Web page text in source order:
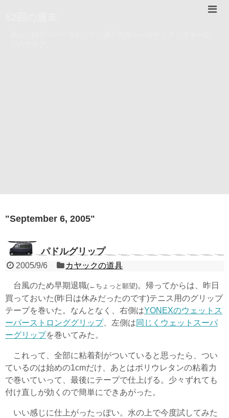
"September 6, 2005"
パドルグリップ
2005/9/6 カヤックの道具
台風のため早期退職(←ちょっと願望)。帰ってからは、昨日
買っておいた(昨日は休みだったのです)テニス用のグリップ
テープを巻いた。なんとなく、右側はYONEXのウェットス
ーパーストロンググリップ、左側は同じくウェットスーパ
ーグリップを巻いてみた。
これって、全部に粘着剤がついていると思ったら、つい
ているのは始めの1cmだけ、あとはポリウレタンの粘着力
で巻いていって、最後にテープで仕上げる。少々ずれても
付け直しが効くので簡単にできあがった。
いい感じに仕上がったっぽい。水の上で今度試してみた